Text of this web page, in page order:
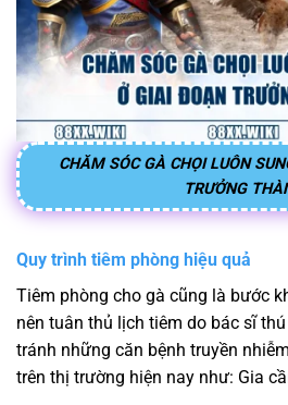
CHĂM SÓC GÀ CHỌI LUÔN
TRƯỞNG
Quy trình tiêm phòng hiệu quả
Tiêm phòng cho gà cũng là bước
nên tuân thủ lịch tiêm do bác sĩ
tránh những căn bệnh truyền
trên thị trường hiện nay như: Gia